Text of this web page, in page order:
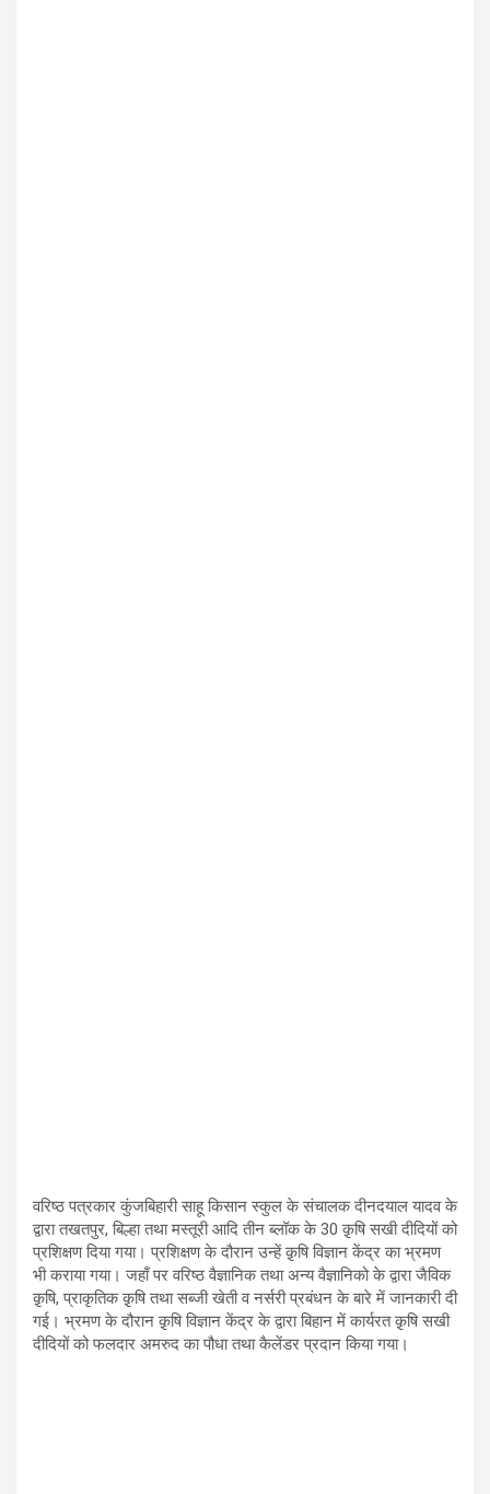
वरिष्ठ पत्रकार कुंजबिहारी साहू किसान स्कुल के संचालक दीनदयाल यादव के
द्वारा तखतपुर, बिल्हा तथा मस्तूरी आदि तीन ब्लॉक के 30 क़ृषि सखी दीदियों को
प्रशिक्षण दिया गया। प्रशिक्षण के दौरान उन्हें क़ृषि विज्ञान केंद्र का भ्रमण
भी कराया गया। जहाँ पर वरिष्ठ वैज्ञानिक तथा अन्य वैज्ञानिको के द्वारा जैविक
क़ृषि, प्राकृतिक क़ृषि तथा सब्जी खेती व नर्सरी प्रबंधन के बारे में जानकारी दी
गई। भ्रमण के दौरान क़ृषि विज्ञान केंद्र के द्वारा बिहान में कार्यरत क़ृषि सखी
दीदियों को फलदार अमरुद का पौधा तथा कैलेंडर प्रदान किया गया।